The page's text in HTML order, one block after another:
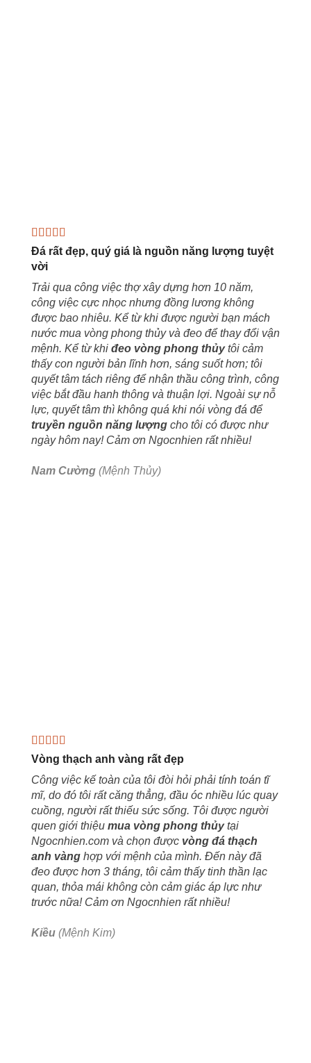
Đá rất đẹp, quý giá là nguồn năng lượng tuyệt
vời
Trải qua công việc thợ xây dựng hơn 10 năm,
công việc cực nhọc nhưng đồng lương không
được bao nhiêu. Kể từ khi được người bạn mách
nước mua vòng phong thủy và đeo để thay đổi vận
mệnh. Kể từ khi đeo vòng phong thủytôi cảm
thấy con người bản lĩnh hơn, sáng suốt hơn; tôi
quyết tâm tách riêng để nhận thầu công trình, công
việc bắt đầu hanh thông và thuận lợi. Ngoài sự nỗ
lực, quyết tâm thì không quá khi nói vòng đá để
truyền nguồn năng lượng cho tôi có được như
ngày hôm nay! Cảm ơn Ngocnhien rất nhiều!
Nam Cường (Mệnh Thủy)
Vòng thạch anh vàng rất đẹp
Công việc kế toàn của tôi đòi hỏi phải tính toán tĩ
mĩ, do đó tôi rất căng thẳng, đầu óc nhiều lúc quay
cuồng, người rất thiếu sức sống. Tôi được người
quen giới thiệu mua vòng phong thủytại
Ngocnhien.com và chọn được vòng đá thạch
anh vàng hợp với mệnh của mình. Đến này đã
đeo được hơn 3 tháng, tôi cảm thấy tinh thần lạc
quan, thỏa mái không còn cảm giác áp lực như
trước nữa! Cảm ơn Ngocnhien rất nhiều!
Kiều (Mệnh Kim)